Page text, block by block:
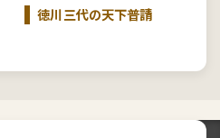
徳川三代の天下普請